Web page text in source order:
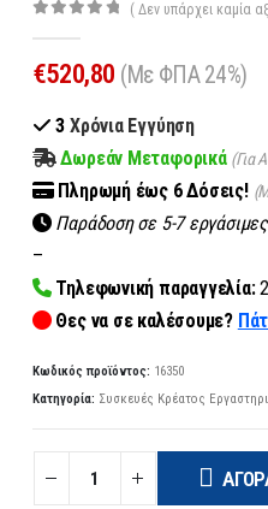
( Δεν υπάρχει καμία
€520,80 (Με ΦΠΑ 24%)
3 Χρόνια Εγγύηση
Δωρεάν Μεταφορικά (Για
Πληρωμή έως 6Δόσεις!
Παράδοση σε 5-7 εργάσιμες
–
Τηλεφωνική παραγγελία:
Θες να σε καλέσουμε?
Κωδικός προϊόντος: 16350
Κατηγορία: Συσκευές Κρέατος